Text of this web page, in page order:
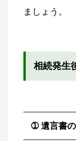
ましょう。
相続発生
➀ 遺言書